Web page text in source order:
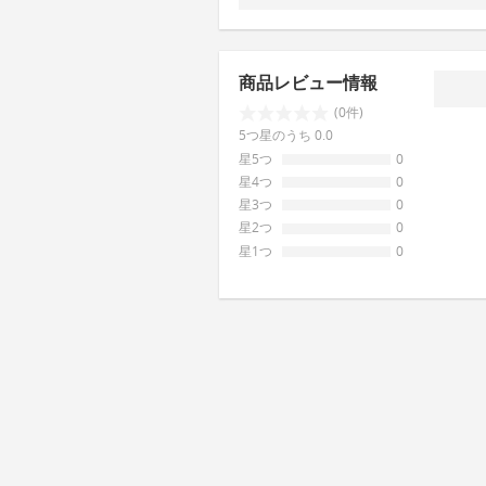
商品レビュー情報
(0件)
5つ星のうち 0.0
星5つ
0
星4つ
0
星3つ
0
星2つ
0
星1つ
0